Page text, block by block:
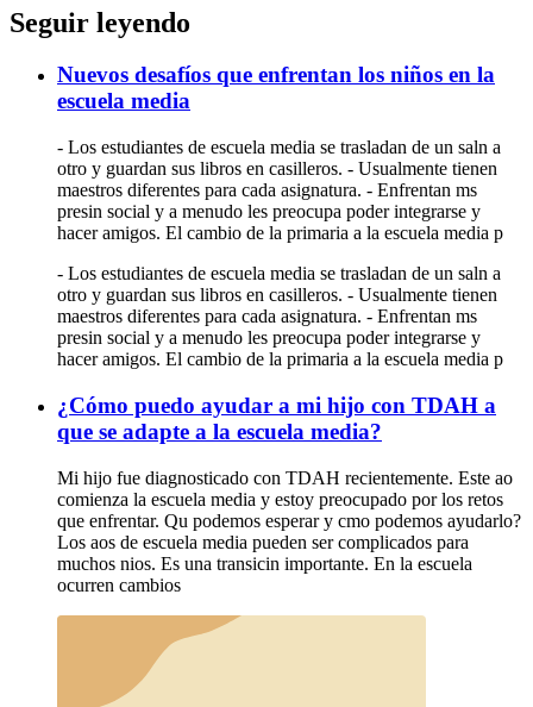
Seguir leyendo
Nuevos desafíos que enfrentan los niños en la
escuela media
- Los estudiantes de escuela media se trasladan de un saln a
otro y guardan sus libros en casilleros. - Usualmente tienen
maestros diferentes para cada asignatura. - Enfrentan ms
presin social y a menudo les preocupa poder integrarse y
hacer amigos. El cambio de la primaria a la escuela media p
- Los estudiantes de escuela media se trasladan de un saln a
otro y guardan sus libros en casilleros. - Usualmente tienen
maestros diferentes para cada asignatura. - Enfrentan ms
presin social y a menudo les preocupa poder integrarse y
hacer amigos. El cambio de la primaria a la escuela media p
¿Cómo puedo ayudar a mi hijo con TDAH a
que se adapte a la escuela media?
Mi hijo fue diagnosticado con TDAH recientemente. Este ao
comienza la escuela media y estoy preocupado por los retos
que enfrentar. Qu podemos esperar y cmo podemos ayudarlo?
Los aos de escuela media pueden ser complicados para
muchos nios. Es una transicin importante. En la escuela
ocurren cambios